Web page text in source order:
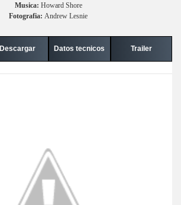
Musica: Howard Shore
Fotografia: Andrew Lesnie
Descargar Datos tecnicos Trailer